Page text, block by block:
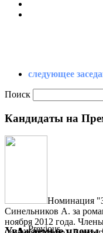
следующее
Поиск
Кандидаты на
Номинация
Синельников А. за
ноября 2012 года.
Previous